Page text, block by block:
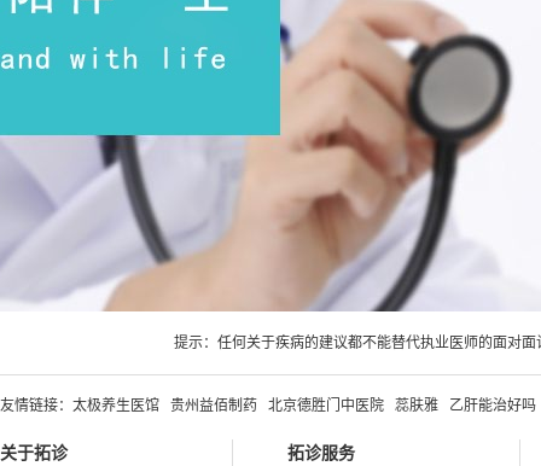
提示：任何关于疾病的建议都不能替代执业医师的面对
友情链接： 太极养生医馆 贵州益佰制药 北京德胜门中医院 蕊肤雅 乙肝能治好吗
关于拓诊 拓诊服务